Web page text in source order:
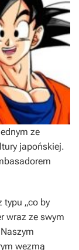
ze
japońskiej.
typu „co by
wraz ze swym
wezmą